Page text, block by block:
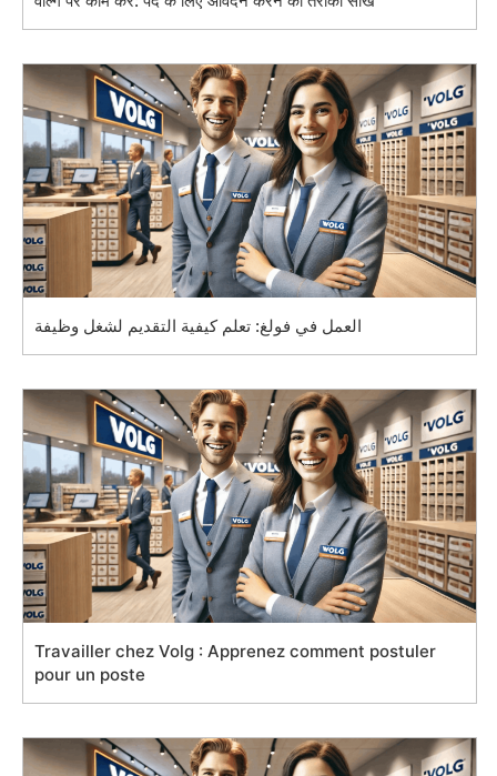
العمل في فولغ: تعلم كيفية التقديم لشغل وظيفة
Travailler chez Volg : Apprenez comment postuler
pour un poste